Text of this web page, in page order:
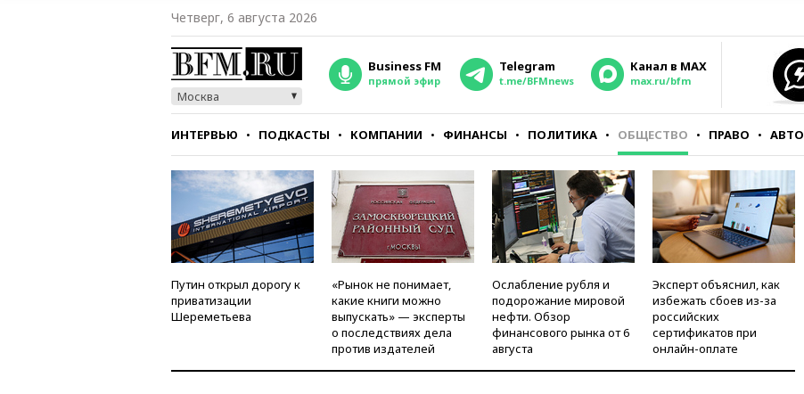
Четверг, 6 августа 2026
Москва
Business FM
прямой эфир
Telegram
t.me/BFMnews
Канал в MAX
max.ru/bfm
ИНТЕРВЬЮ ПОДКАСТЫ КОМПАНИИ ФИНАНСЫ ПОЛИТИКА ОБЩЕСТВО ПРАВО АВТО
СТИЛЬ ТЕСТЫ
Путин открыл дорогу к
приватизации
Шереметьева
«Рынок не понимает,
какие книги можно
выпускать» — эксперты
о последствиях дела
против издателей
Ослабление рубля и
подорожание мировой
нефти. Обзор
финансового рынка от 6
августа
Эксперт объяснил, как
избежать сбоев из-за
российских
сертификатов при
онлайн-оплате